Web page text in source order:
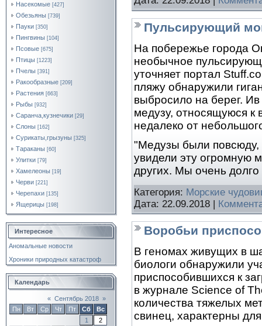
Насекомые [427]
Обезьяны [739]
Пауки [350]
Пингвины [104]
Псовые [675]
Птицы [1223]
Пчелы [391]
Ракообразные [209]
Растения [663]
Рыбы [932]
Саранча,кузнечики [29]
Слоны [162]
Сурикаты,грызуны [325]
Тараканы [60]
Улитки [79]
Хамелеоны [19]
Черви [221]
Черепахи [135]
Ящерицы [198]
Интересное
Аномальные новости
Хроники природных катастроф
Календарь
« Сентябрь 2018 »
Пн
Вт Ср Чт Пт Сб
Вс
1
2
Пульсирующий
На побережье города
необычное
уточняет портал
пляжу обнаружили
выбросило на берег.
медузу, относящуюся к
недалеко от
"Медузы были
увидели эту огромную
других. Мы очень
Категория: Морские
Дата: 22.09.2018 |
Воробьи
В геномах живущих в
биологи обнаружили
приспособившихся к
в журнале Science of
количества тяжелых
свинец, характерны